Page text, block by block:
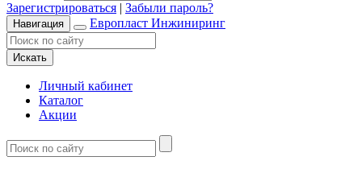
Зарегистрироваться | Забыли пароль?
Навигация Европласт Инжиниринг
Искать
Личный кабинет
Каталог
Акции